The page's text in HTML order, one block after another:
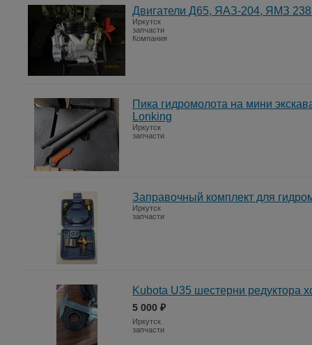
Двигатели Д65, ЯАЗ-204, ЯМЗ
Иркутск
запчасти
Компания
Пика гидромолота на мини
Lonking
Иркутск
запчасти
Заправочный комплект для
Иркутск
запчасти
Kubota U35 шестерни редуктора
5 000 ₽
Иркутск
запчасти